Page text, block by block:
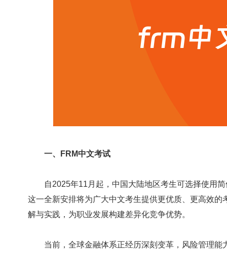
一、FRM中文考试
自2025年11月起，中国大陆地区考生可选择使用简
这一全新安排将为广大中文考生提供更优质、更高效
解与实践，为职业发展构建差异化竞争优势。
当前，全球金融体系正经历深刻变革，风险管理能